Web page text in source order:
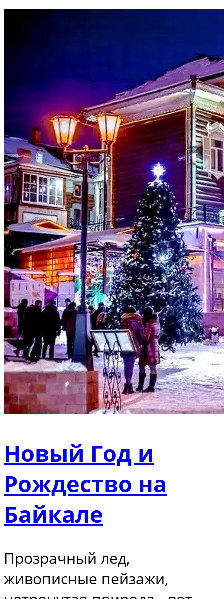
Новый Год и
Рождество на
Байкале
Прозрачный лед,
живописные пейзажи,